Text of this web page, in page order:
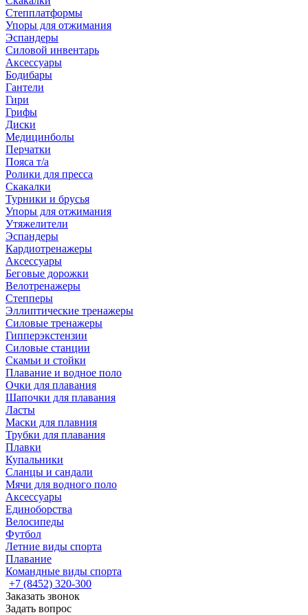
Степплатформы
Упоры для отжимания
Эспандеры
Силовой инвентарь
Аксессуары
Бодибары
Гантели
Гири
Грифы
Диски
Медицинболы
Перчатки
Пояса т/а
Ролики для пресса
Скакалки
Турники и брусья
Упоры для отжимания
Утяжелители
Эспандеры
Кардиотренажеры
Аксессуары
Беговые дорожки
Велотренажеры
Степперы
Эллиптические тренажеры
Силовые тренажеры
Гипперэкстензии
Силовые станции
Скамьи и стойки
Плавание и водное поло
Очки для плавания
Шапочки для плавания
Ласты
Маски для плавния
Трубки для плавания
Плавки
Купальники
Сланцы и сандали
Мячи для водного поло
Аксессуары
Единоборства
Велосипеды
Футбол
Летние виды спорта
Плавание
Командные виды спорта
+7 (8452) 320-300
Заказать звонок
Задать вопрос